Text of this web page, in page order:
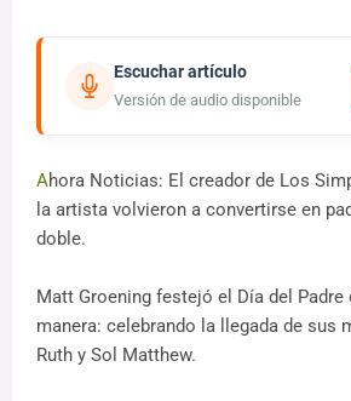
Escuchar artículo
Versión de audio disponible
Ahora Noticias: El creador de Los
la artista volvieron a convertirse en
doble.
Matt Groening festejó el Día del Padre
manera: celebrando la llegada de sus
Ruth y Sol Matthew.